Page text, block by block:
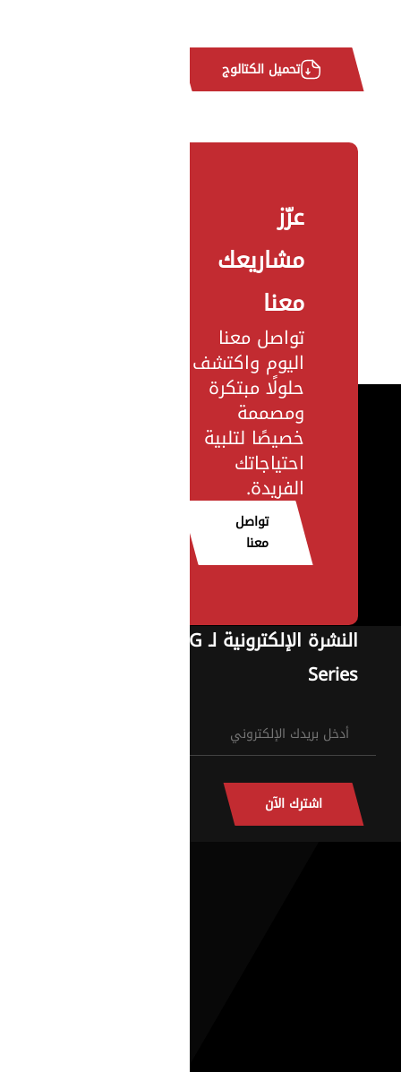
تحميل الكتالوج
عزّز
مشاريعك
معنا
تواصل معنا
اليوم واكتشف
حلولًا مبتكرة
ومصممة
خصيصًا لتلبية
احتياجاتك
الفريدة.
تواصل
معنا
النشرة الإلكترونية لـ G
Series
اشترك الآن